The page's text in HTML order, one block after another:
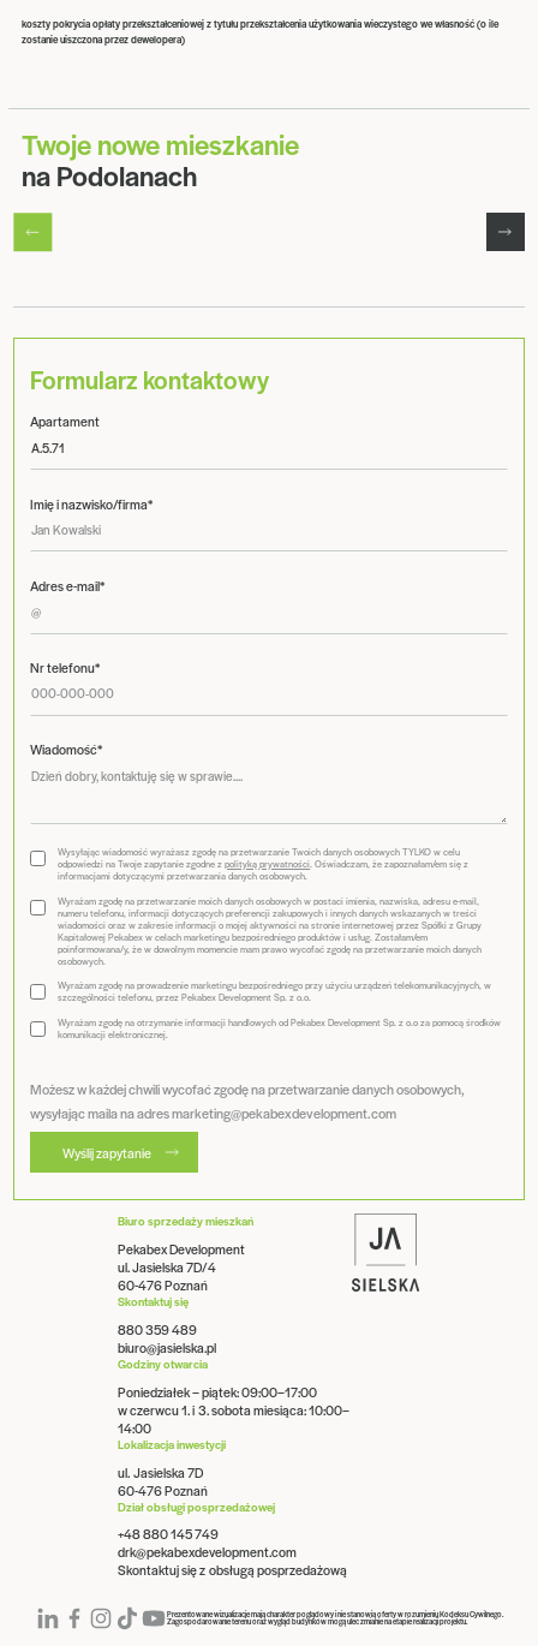
koszty pokrycia opłaty przekształceniowej z tytułu przekształcenia użytkowania wieczystego we własność (o ile
zostanie uiszczona przez dewelopera)
Twoje nowe mieszkanie
na Podolanach
Biuro sprzedaży mieszkań
Pekabex Development
ul. Jasielska 7D/4
60-476 Poznań
Skontaktuj się
880 359 489
biuro@jasielska.pl
Godziny otwarcia
Poniedziałek – piątek: 09:00–17:00
w czerwcu 1. i 3. sobota miesiąca: 10:00–
14:00
Lokalizacja inwestycji
ul. Jasielska 7D
60-476 Poznań
Dział obsługi posprzedażowej
+48 880 145 749
drk@pekabexdevelopment.com
Skontaktuj się z obsługą posprzedażową
Formularz kontaktowy
Apartament
Imię i nazwisko/firma*
Adres e-mail*
Nr telefonu*
Wiadomość*
Wysyłając wiadomość wyrażasz zgodę na przetwarzanie Twoich danych osobowych TYLKO w celu
odpowiedzi na Twoje zapytanie zgodne zpolityką prywatności. Oświadczam, że zapoznałam/em się z
informacjami dotyczącymi przetwarzania danych osobowych.
Wyrażam zgodę na przetwarzanie moich danych osobowych w postaci imienia, nazwiska, adresu e-mail,
numeru telefonu, informacji dotyczących preferencji zakupowych i innych danych wskazanych w treści
wiadomości oraz w zakresie informacji o mojej aktywności na stronie internetowej przez Spółki z Grupy
Kapitałowej Pekabex w celach marketingu bezpośredniego produktów i usług. Zostałam/em
poinformowana/y, że w dowolnym momencie mam prawo wycofać zgodę na przetwarzanie moich danych
osobowych.
Wyrażam zgodę na prowadzenie marketingu bezpośredniego przy użyciu urządzeń telekomunikacyjnych, w
szczególności telefonu, przez Pekabex Development Sp. z o.o.
Wyrażam zgodę na otrzymanie informacji handlowych od Pekabex Development Sp. z o.o za pomocą środków
komunikacji elektronicznej.
Możesz w każdej chwili wycofać zgodę na przetwarzanie danych osobowych,
wysyłając maila na adres marketing@pekabexdevelopment.com
Wyślij zapytanie
Prezentowane wizualizacje mają charakter poglądowy i nie stanowią oferty w rozumieniu Kodeksu Cywilnego.
Zagospodarowanie terenu oraz wygląd budynków mogą ulec zmianie na etapie realizacji projektu.